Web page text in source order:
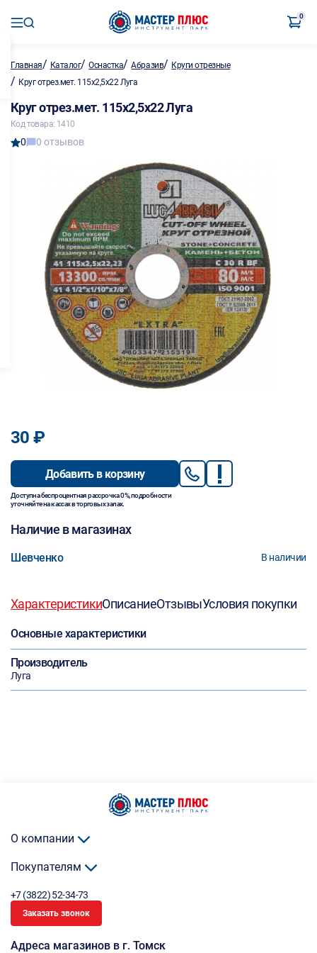
0
Главная/ Каталог/Оснастка/Абразив/ Круги отрезные
/ Круг отрез.мет. 115х2,5х22 Луга
Круг отрез.мет. 115х2,5х22 Луга
Код товара: 1410
0 0 отзывов
30 ₽
Добавить в корзину
Доступна беспроцентная рассрочка 0%, подробности
уточняйте на кассах в торговых залах.
Наличие в магазинах
Шевченко В наличии
ХарактеристикиОписаниеОтзывыУсловия покупки
Основные характеристики
Производитель
Луга
О компании
Покупателям
+7 (3822) 52-34-73
Заказать звонок
Адреса магазинов в г. Томск